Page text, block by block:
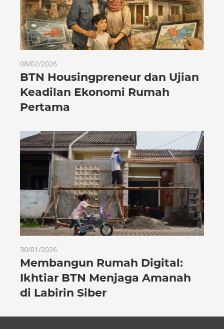
08/02/2026
BTN Housingpreneur dan Ujian
Keadilan Ekonomi Rumah
Pertama
30/01/2026
Membangun Rumah Digital:
Ikhtiar BTN Menjaga Amanah
di Labirin Siber